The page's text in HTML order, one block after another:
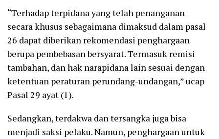
“Terhadap terpidana yang telah penanganan
secara khusus sebagaimana dimaksud dalam pasal
26 dapat diberikan rekomendasi penghargaan
berupa pembebasan bersyarat. Termasuk remisi
tambahan, dan hak narapidana lain sesuai dengan
ketentuan peraturan perundang-undangan,” ucap
Pasal 29 ayat (1).
Sedangkan, terdakwa dan tersangka juga bisa
menjadi saksi pelaku. Namun, penghargaan untuk